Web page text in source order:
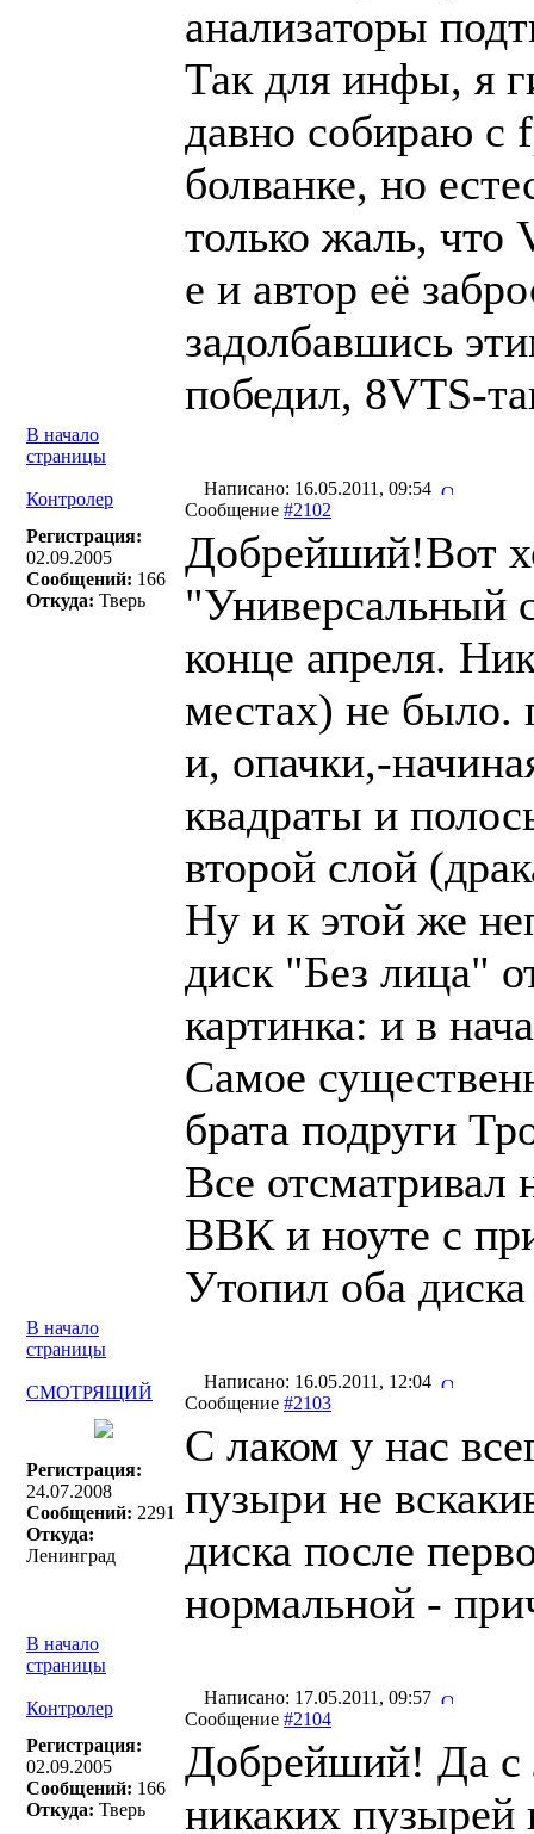
анализаторы
Так для инфы, я
давно собираю с
болванке, но
только жаль, что
е и автор её
задолбавшись
победил, 8VTS-
В начало
страницы
Контролер
Написано: 16.05.2011, 09:54
Сообщение #2102
Регистрация:
02.09.2005
Сообщений: 166
Откуда: Тверь
Добрейший!Вот
"Универсальный
конце апреля.
местах) не было.
и, опачки,-
квадраты и
второй слой
Ну и к этой же
диск "Без лица"
картинка: и в
Самое
брата подруги
Все
ВВК и ноуте с
Утопил оба
В начало
страницы
СМОТРЯЩИЙ
Написано: 16.05.2011, 12:04
Сообщение #2103
Регистрация:
24.07.2008
Сообщений: 2291
Откуда:
Ленинград
С лаком у нас
пузыри не
диска после
нормальной -
В начало
страницы
Контролер
Написано: 17.05.2011, 09:57
Сообщение #2104
Регистрация:
02.09.2005
Сообщений: 166
Откуда: Тверь
Добрейший! Да с
никаких пузырей